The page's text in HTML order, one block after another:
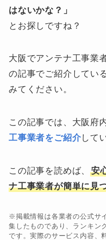
はないかな？」
とお探しですね？
大阪でアンテナ工事業
の記事でご紹介してい
みてください。
この記事では、大阪府
工事業者をご紹介して
この記事を読めば、安
ナ工事業者が簡単に見
※掲載情報は各業者の公式サ
集したものであり、ランキン
です。実際のサービス内容、